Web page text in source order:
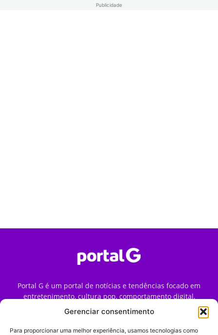
Gerenciar consentimento
Para proporcionar uma melhor experiência, usamos tecnologias como
Publicidade
Portal G é um portal de notícias e tendências focado em
entretenimento, cultura pop, comportamento digital,
streaming, games e iniciativas de marca que impactam a
forma como o público vive e consome internet no Brasil.